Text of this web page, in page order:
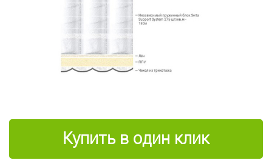
Купить в один клик